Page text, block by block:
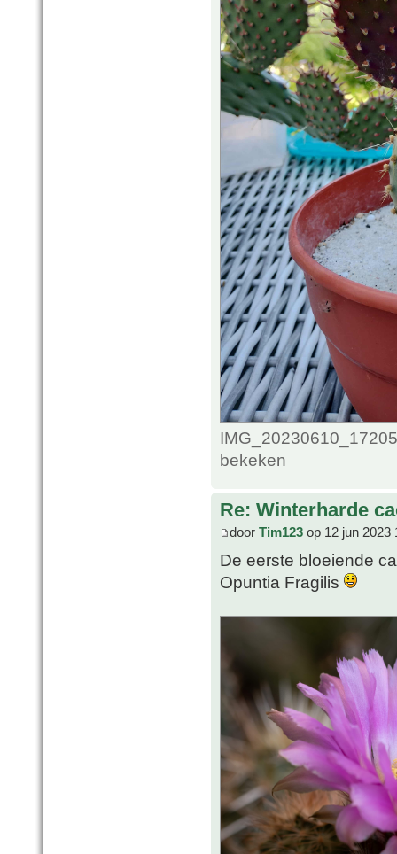
bekeken
Re: Winterharde
door Tim123 op 12 jun 2023
De eerste bloeiende
Opuntia Fragilis